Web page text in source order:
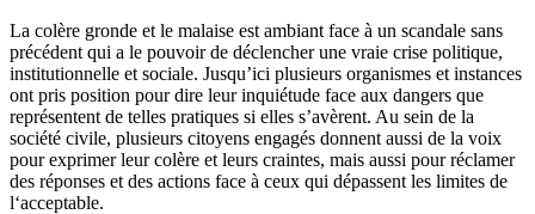
La colère gronde et le malaise est ambiant face à un scandale sans
précédent qui a le pouvoir de déclencher une vraie crise politique,
institutionnelle et sociale. Jusqu’ici plusieurs organismes et instances
ont pris position pour dire leur inquiétude face aux dangers que
représentent de telles pratiques si elles s’avèrent. Au sein de la
société civile, plusieurs citoyens engagés donnent aussi de la voix
pour exprimer leur colère et leurs craintes, mais aussi pour réclamer
des réponses et des actions face à ceux qui dépassent les limites de
l‘acceptable.